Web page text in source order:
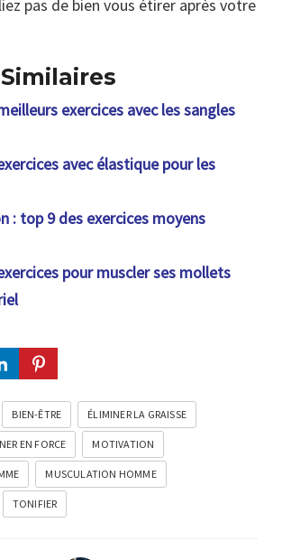
pas de bien vous étirer après votre
exercices avec les sangles
avec élastique pour les
: top 9 des exercices moyens
pour muscler ses mollets
BIEN-ÊTRE ÉLIMINER LA GRAISSE
EN FORCE MOTIVATION
MUSCULATION HOMME
TONIFIER